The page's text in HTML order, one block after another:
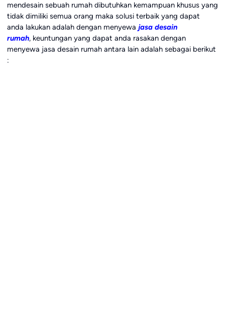
mendesain sebuah rumah dibutuhkan kemampuan khusus yang
tidak dimiliki semua orang maka solusi terbaik yang dapat
anda lakukan adalah dengan menyewa jasa desain
rumah, keuntungan yang dapat anda rasakan dengan
menyewa jasa desain rumah antara lain adalah sebagai berikut
: